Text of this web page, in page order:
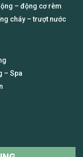
– động cơ rèm
cháy – trượt nước
– Spa